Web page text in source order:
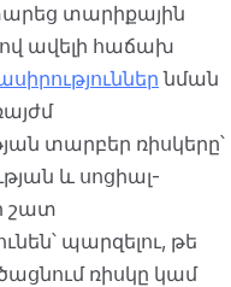
տարիքային
ավելի հաճախ
նման
տարբեր ռիսկերը՝
և սոցիալ-
շատ
պարզելու, թե
ռիսկը կամ